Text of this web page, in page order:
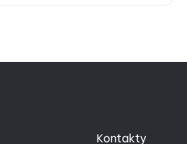
Kontakty